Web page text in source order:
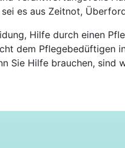
es aus Zeitnot,
Hilfe durch einen
dem Pflegebedüftigen
Sie Hilfe brauchen, sind